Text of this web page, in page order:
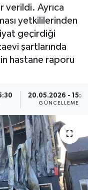
verildi. Ayrıca
yetkililerinden
geçirdiği
şartlarında
hastane raporu
20.05.2026 -
GÜNCELLEME